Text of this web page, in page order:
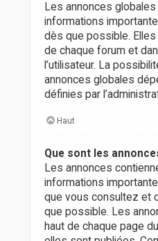
Les annonces
informations
dès que possible.
de chaque forum et
l’utilisateur. La
annonces globales
définies par
Haut
Que sont les
Les annonces
informations
que vous consultez et
que possible. Les
haut de chaque page